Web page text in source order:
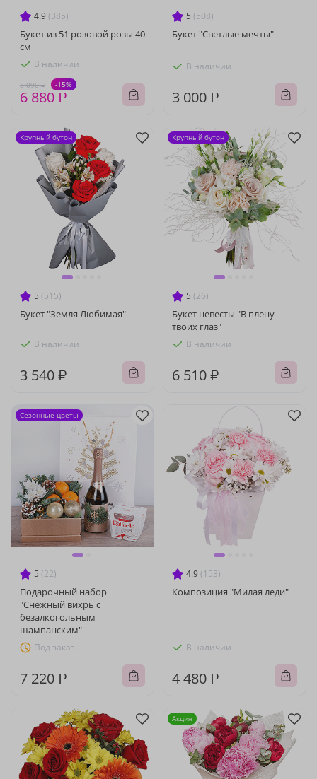
4.9 (385)
Букет из 51 розовой розы 40
см
В наличии
8 090 ₽ -15%
6 880 ₽
5 (508)
Букет "Светлые мечты"
В наличии
3 000 ₽
5 (515)
Букет "Земля Любимая"
В наличии
3 540 ₽
Крупный бутон
5 (26)
Букет невесты "В плену
твоих глаз"
В наличии
6 510 ₽
Крупный бутон
5 (22)
Подарочный набор
"Снежный вихрь с
безалкогольным
шампанским"
Под заказ
7 220 ₽
Сезонные цветы
4.9 (153)
Композиция "Милая леди"
В наличии
4 480 ₽
Акция